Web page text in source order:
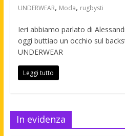
UNDERWEAR, Moda, rugbysti
Ieri abbiamo parlato di
oggi buttiao un occhio sul
UNDERWEAR
Leggi tutto
In evidenza